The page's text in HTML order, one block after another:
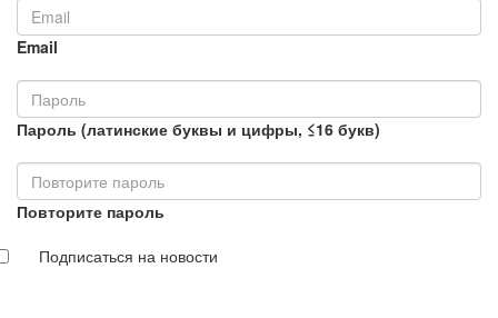
Email
Пароль (латинские буквы и цифры, ≤16 букв)
Повторите пароль
Подписаться на новости